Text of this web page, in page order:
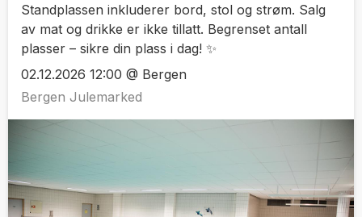
Standplassen inkluderer bord, stol og strøm. Salg
av mat og drikke er ikke tillatt. Begrenset antall
plasser – sikre din plass i dag! ✨
02.12.2026 12:00 @ Bergen
Bergen Julemarked